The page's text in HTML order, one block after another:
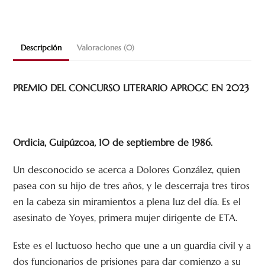
Descripción Valoraciones (0)
PREMIO DEL CONCURSO LITERARIO APROGC EN 2023
Ordicia, Guipúzcoa, 10 de septiembre de 1986.
Un desconocido se acerca a Dolores González, quien
pasea con su hijo de tres años, y le descerraja tres tiros
en la cabeza sin miramientos a plena luz del día. Es el
asesinato de Yoyes, primera mujer dirigente de ETA.
Este es el luctuoso hecho que une a un guardia civil y a
dos funcionarios de prisiones para dar comienzo a su